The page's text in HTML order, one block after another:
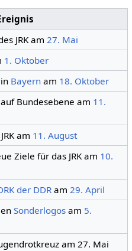
JRK am27. Mai
1. Oktober
Bayern am 18. Oktober
Bundesebene am 11.
am 11. August
Ziele für das JRK am 10.
der DDR am29. April
Sonderlogos am 5.
am 27. Mai